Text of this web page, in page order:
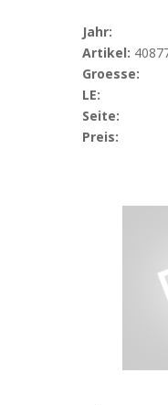
Jahr:
Artikel:
Groesse:
LE:
Seite:
Preis: